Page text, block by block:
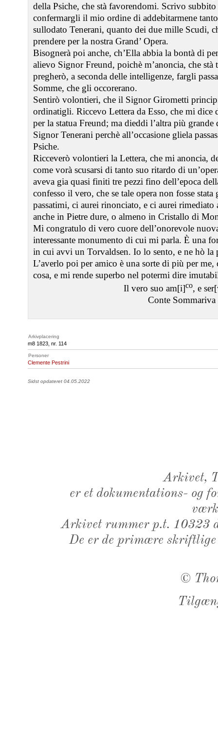
della Psiche, che stà favorendomi. Scrivo
confermargli il mio ordine di addebitarmene
sullodato Tenerani, quanto dei due mille Scudi,
prendere per la nostra Grand’ Opera.
Bisognerà poi anche, ch’Ella abbia la bontà di
alievo Signor Freund, poichè m’anoncia, che
pregherò, a seconda delle intelligenze, fargli
Somme, che gli occorerano.
Sentirò volontieri, che il Signor Girometti
ordinatigli. Riccevo Lettera da Esso, che mi dice
per la statua Freund; ma dieddi l’altra più grande
Signor Tenerani perchè all’occasione gliela
Psiche.
Ricceverò volontieri la Lettera, che mi anoncia,
come vorà scusarsi di tanto suo ritardo di
aveva gia quasi finiti tre pezzi fino dell’epoca
confesso il vero, che se tale opera non fosse
passatimi, ci aurei rinonciato, e ci aurei rimediato
anche in Pietre dure, o almeno in Cristallo di
Mi congratulo di vero cuore dell’onorevole
interessante monumento di cui mi parla. È una
in cui avvi un Torvaldsen. Io lo sento, e ne hò la
L’averlo poi per amico è una sorte di più per me,
cosa, e mi rende superbo nel potermi dire
Il vero suo am[i]co, e
Conte Sommariva
Arkivplacering
m8 1823, nr. 114
Personer
Clemente Pestrini
Sidst opdateret 04.05.2022
Arkivet,
er et dokumentations- og
Arkivet rummer p.t. 10323
De er de primære
©